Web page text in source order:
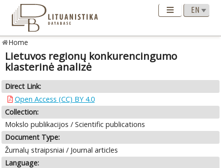
Home
Lietuvos regionų konkurencingumo
klasterinė analizė
Direct Link:
Open Access (CC) BY 4.0
Collection:
Mokslo publikacijos / Scientific publications
Document Type:
Žurnalų straipsniai / Journal articles
Language: